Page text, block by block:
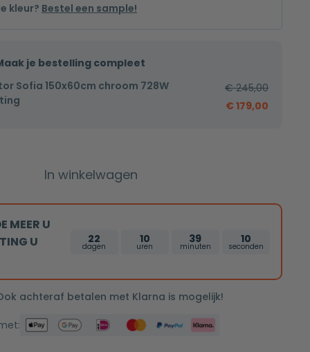
kleur? Bestel een sample!
je bestelling compleet
Sofia 150x60cm chroom 728W
€245,00
€ 179,00
In winkelwagen
MEER U
U
22
dagen
10
uren
39
minuten
9
seconden
achteraf betalen met Klarna is mogelijk!